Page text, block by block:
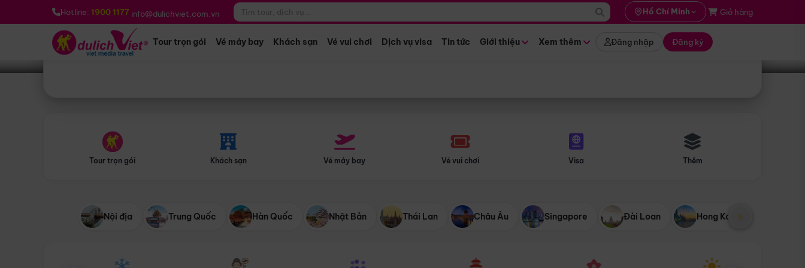
Hotline: 1900 1177 info@dulichviet.com.vn Hồ Chí Minh Giỏ hàng
Tour trọn gói Vé máy bay Khách sạn Vé vui chơi Dịch vụ visa Tin tức Giới thiệu Xem thêm Đăng nhập Đăng ký
Bạn muốn đi đâu? *
Tìm tour
Tour trọn gói Khách sạn Vé máy bay Vé vui chơi Visa Thêm
Nội địa Trung Quốc Hàn Quốc Nhật Bản Thái Lan Châu Âu Singapore Đài Loan Hong Kong